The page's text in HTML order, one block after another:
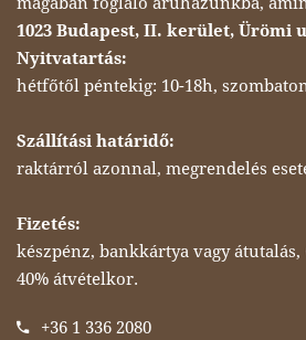
1023 Budapest, II. kerület, Ürömi
Nyitvatartás:
hétfőtől péntekig: 10-18h,
Szállítási határidő:
raktárról azonnal, megrendelés
Fizetés:
készpénz, bankkártya vagy
40% átvételkor.
+36 1 336 2080